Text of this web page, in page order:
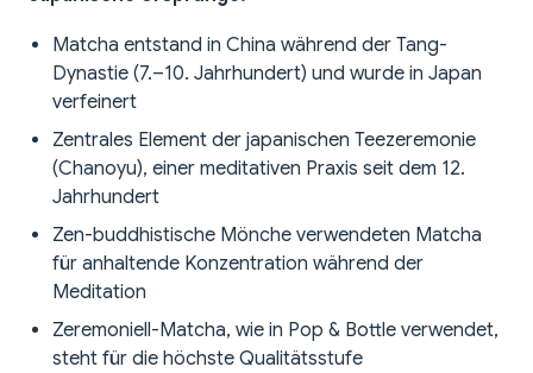
Matcha entstand in China während der Tang-
Dynastie (7.–10. Jahrhundert) und wurde in Japan
verfeinert
Zentrales Element der japanischen Teezeremonie
(Chanoyu), einer meditativen Praxis seit dem 12.
Jahrhundert
Zen-buddhistische Mönche verwendeten Matcha
für anhaltende Konzentration während der
Meditation
Zeremoniell-Matcha, wie in Pop & Bottle verwendet,
steht für die höchste Qualitätsstufe